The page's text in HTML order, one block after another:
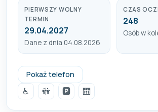
PIERWSZY WOLNY
TERMIN
29.04.2027
Dane z dnia 04.08.2026
CZAS
248
Osób w
Pokaż telefon
0413454920
♿
🚻 🅿️ 🛗